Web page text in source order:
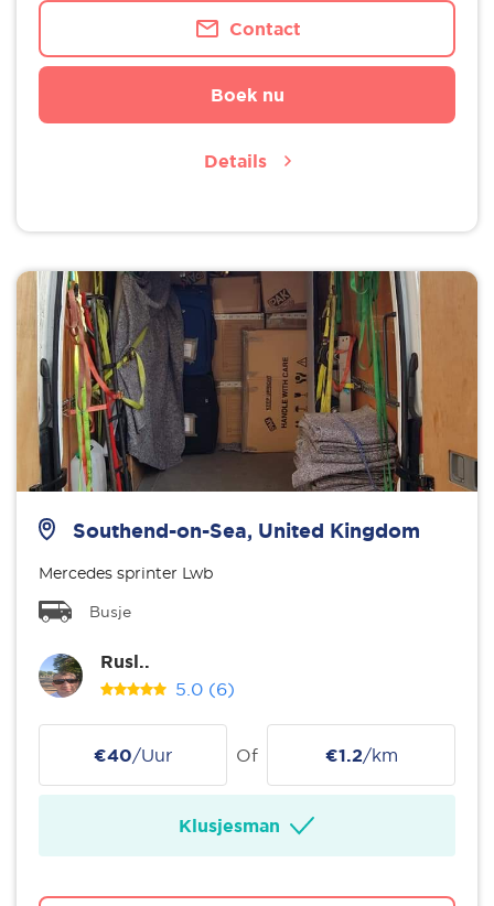
Contact
Boek nu
Details
Southend-on-Sea, United Kingdom
Mercedes sprinter Lwb
Busje
Rusl..
5.0 (6)
€40/Uur Of €1.2/km
Klusjesman